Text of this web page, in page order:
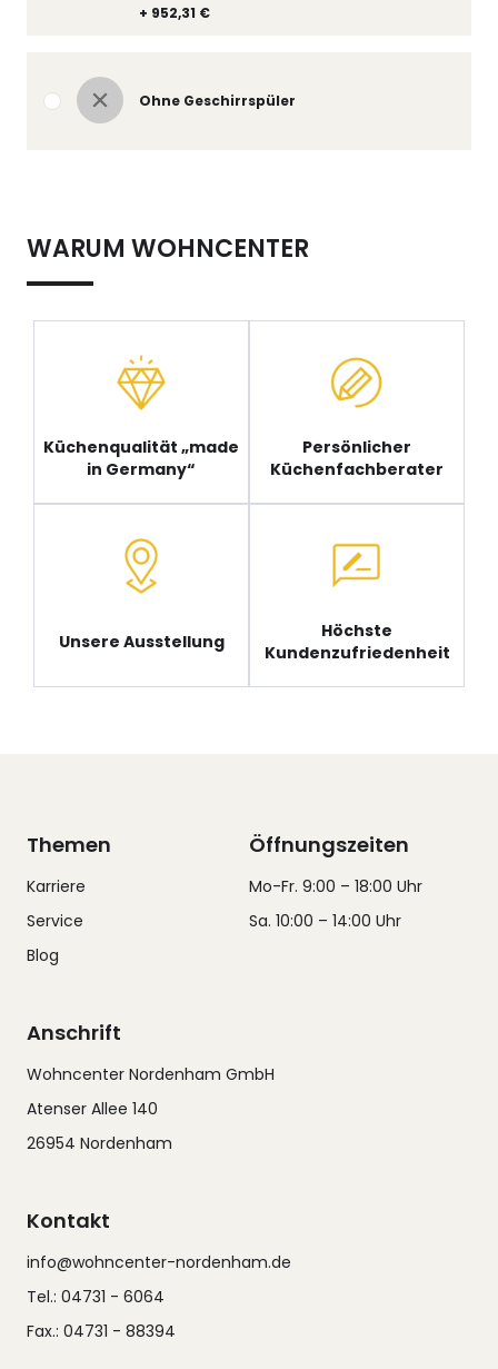
+ 952,31 €
Ohne Geschirrspüler
WARUM WOHNCENTER
Küchenqualität „made
in Germany“
Persönlicher
Küchenfachberater
Unsere Ausstellung
Höchste
Kundenzufriedenheit
Themen
Karriere
Service
Blog
Öffnungszeiten
Mo-Fr. 9:00 – 18:00 Uhr
Sa. 10:00 – 14:00 Uhr
Anschrift
Wohncenter Nordenham GmbH
Atenser Allee 140
26954 Nordenham
Kontakt
info@wohncenter-nordenham.de
Tel.: 04731 - 6064
Fax.: 04731 - 88394